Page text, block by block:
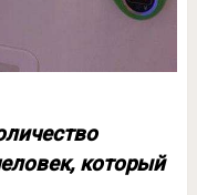
который